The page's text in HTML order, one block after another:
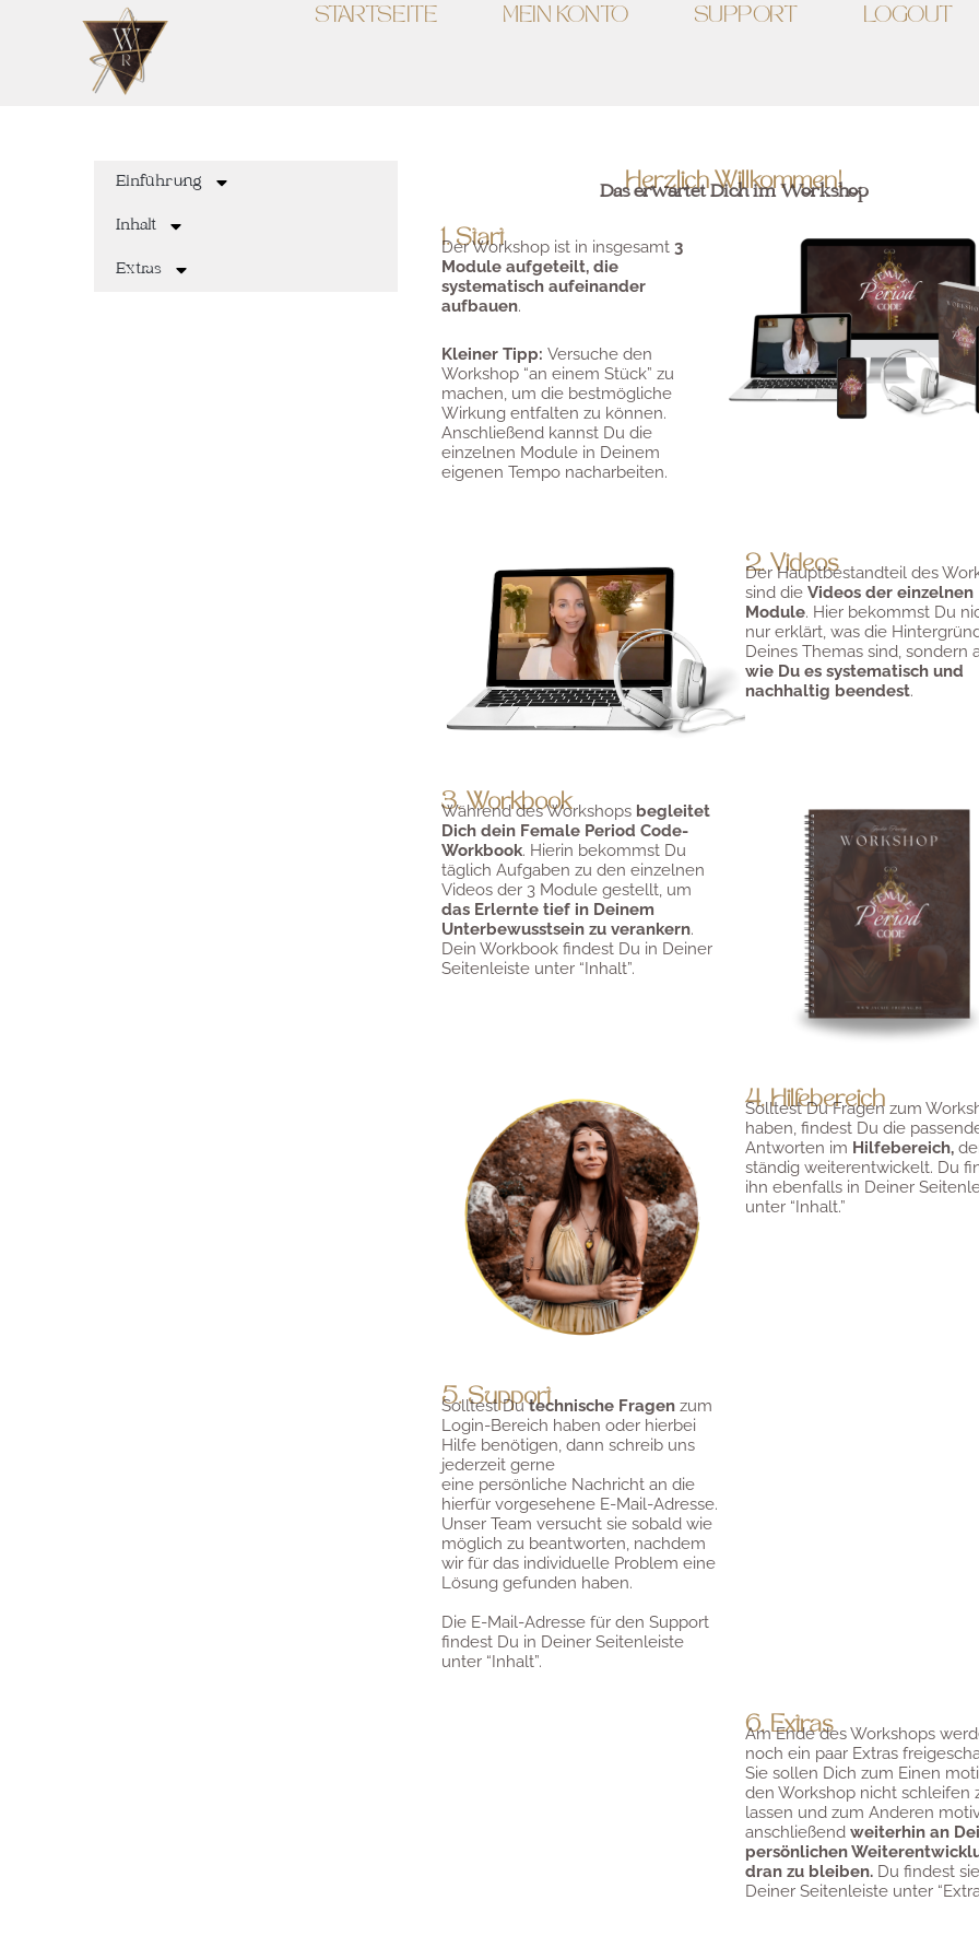
STARTSEITE MEIN KONTO SUPPORT LOGOUT
Einführung
Inhalt
Extras
Herzlich Willkommen!
Das erwartet Dich im Workshop
1. Start
Der Workshop ist in insgesamt3
Module aufgeteilt, die
systematisch aufeinander
aufbauen.
Kleiner Tipp:Versuche den
Workshop “an einem Stück” zu
machen, um die bestmögliche
Wirkung entfalten zu können.
Anschließend kannst Du die
einzelnen Module in Deinem
eigenen Tempo nacharbeiten.
2. Videos
Der Hauptbestandteil des
sind die Videos der einzelnen
Module. Hier bekommst Du
nur erklärt, was die
Deines Themas sind, sondern
wie Du es systematisch und
nachhaltig beendest.
3. Workbook
Während des Workshops begleitet
Dich dein Female Period Code-
Workbook. Hierin bekommst Du
täglich Aufgaben zu den einzelnen
Videos der 3 Module gestellt, um
das Erlernte tief in Deinem
Unterbewusstsein zu verankern.
Dein Workbook findest Du in Deiner
Seitenleiste unter “Inhalt”.
4. Hilfebereich
Solltest Du Fragen zum
haben, findest Du die
Antworten im Hilfebereich,
ständig weiterentwickelt. Du
ihn ebenfalls in Deiner
unter “Inhalt.”
5. Support
Solltest Dutechnische Fragenzum
Login-Bereich haben oder hierbei
Hilfe benötigen, dann schreib uns
jederzeit gerne
eine persönliche Nachricht an die
hierfür vorgesehene E-Mail-Adresse.
Unser Team versucht sie sobald wie
möglich zu beantworten, nachdem
wir für das individuelle Problem eine
Lösung gefunden haben.
Die E-Mail-Adresse für den Support
findest Du in Deiner Seitenleiste
unter “Inhalt”.
6. Extras
Am Ende des Workshops
noch ein paar Extras
Sie sollen Dich zum Einen
den Workshop nicht schleifen
lassen und zum Anderen
anschließend weiterhin an
persönlichen
dran zu bleiben.Du findest
Deiner Seitenleiste unter